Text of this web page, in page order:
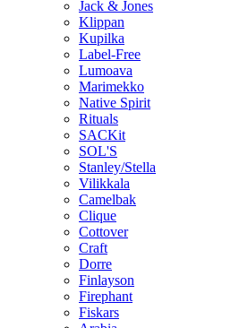
Jack & Jones
Klippan
Kupilka
Label-Free
Lumoava
Marimekko
Native Spirit
Rituals
SACKit
SOL'S
Stanley/Stella
Vilikkala
Camelbak
Clique
Cottover
Craft
Dorre
Finlayson
Firephant
Fiskars